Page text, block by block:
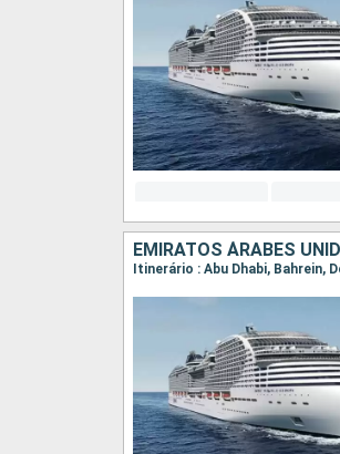
EMIRATOS ÁRABES
Itinerário : Abu Dhabi, Bahrein,